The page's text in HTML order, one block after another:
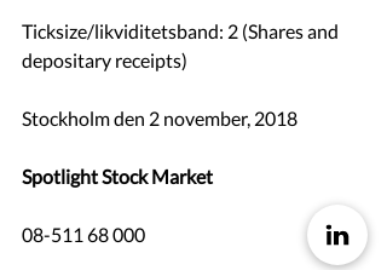
Ticksize/likviditetsband: 2 (Shares and
depositary receipts)
Stockholm den 2 november, 2018
Spotlight Stock Market
08-511 68 000